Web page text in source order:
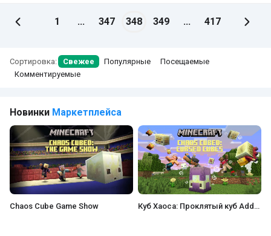
1 ... 347 348 349 ... 417
Сортировка: Свежее Популярные
Посещаемые
Комментируемые
Новинки Маркетплейса
Chaos Cube Game Show Куб Хаоса: Проклятый куб Add-On